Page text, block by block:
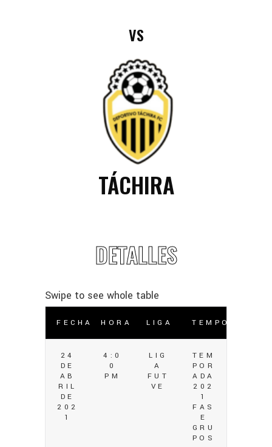
VS
TÁCHIRA
DETALLES
FECHA HORA LIGA TEMPORADA
24
DE
AB
RIL
DE
202
1
4:0
0
PM
LIG
A
FUT
VE
TEM
POR
ADA
202
1
FAS
E
GRU
POS